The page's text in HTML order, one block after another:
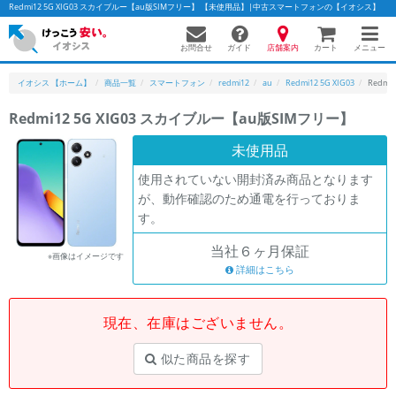
Redmi12 5G XIG03 スカイブルー【au版SIMフリー】 【未使用品】|中古スマートフォンの【イオシス】
お問合せ ガイド 店舗案内 カート メニュー
イオシス 【ホーム】 商品一覧 スマートフォン redmi12 au Redmi12 5G XIG03
Redmi12 5G XIG03 スカイブルー【au版SIMフリー】
※画像はイメージです
未使用品
使用されていない開封済み商品となります
が、動作確認のため通電を行っておりま
す。
当社６ヶ月保証
詳細はこちら
現在、在庫はございません。
似た商品を探す
かんたんパソコン検索に切り替える
フリーワード
除外ワード
カテゴリー
商品ジャンルの絞り込み
「スマートフォン」「タブレット」など